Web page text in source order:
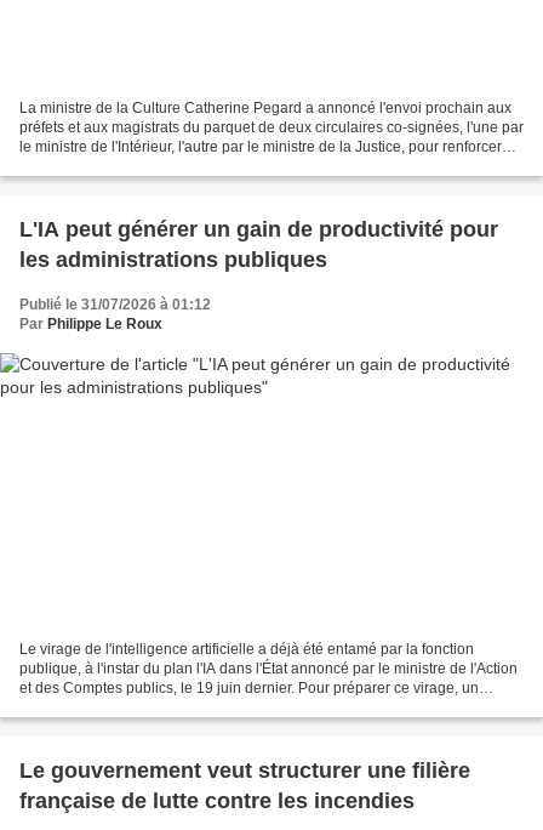
La ministre de la Culture Catherine Pegard a annoncé l'envoi prochain aux
préfets et aux magistrats du parquet de deux circulaires co-signées, l'une par
le ministre de l'Intérieur, l'autre par le ministre de la Justice, pour renforcer
L'IA peut générer un gain de productivité pour
les administrations publiques
Publié le 31/07/2026 à 01:12
Par Philippe Le Roux
Le virage de l'intelligence artificielle a déjà été entamé par la fonction
publique, à l'instar du plan l'IA dans l'État annoncé par le ministre de l'Action
et des Comptes publics, le 19 juin dernier. Pour préparer ce virage, un
Le gouvernement veut structurer une filière
française de lutte contre les incendies